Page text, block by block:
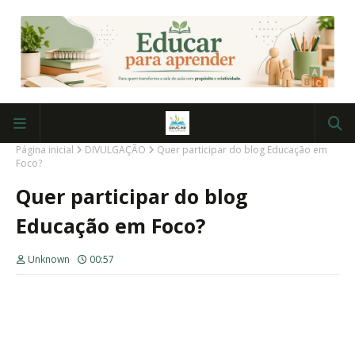
Página inicial DIVULGAÇÃO
Quer participar do blog Educação em
Foco?
Quer participar do blog
Educação em Foco?
Unknown 00:57